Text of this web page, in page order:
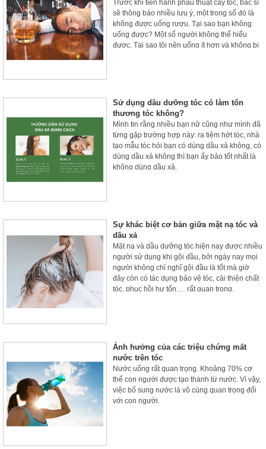
Trước khi tiến hành phẫu thuật cấy tóc, bác sĩ
sẽ thông báo nhiều lưu ý, một trong số đó là
không được uống rượu. Tại sao bạn không
uống được? Một số người không thể hiểu
được. Tại sao tôi nên uống ít hơn và không bị
Sử dụng dầu dưỡng tóc có làm tổn
thương tóc không?
Mình tin rằng nhiều bạn nữ cũng như mình đã
từng gặp trường hợp này: ra tiệm hớt tóc, nhà
tạo mẫu tóc hỏi bạn có dùng dầu xả không, có
dùng dầu xả không thì bạn ấy bảo tốt nhất là
không dùng dầu xả.
Sự khác biệt cơ bản giữa mặt nạ tóc và
dầu xả
Mặt nạ và dầu dưỡng tóc hiện nay được nhiều
người sử dụng khi gội đầu, bởi ngày nay mọi
người không chỉ nghĩ gội đầu là tốt mà giờ
đây còn có tác dụng bảo vệ tóc, cải thiện chất
tóc, phục hồi hư tổn,… rất quan trọng.
Ảnh hưởng của các triệu chứng mất
nước trên tóc
Nước uống rất quan trọng. Khoảng 70% cơ
thể con người được tạo thành từ nước. Vì vậy,
việc bổ sung nước là vô cùng quan trọng đối
với con người.